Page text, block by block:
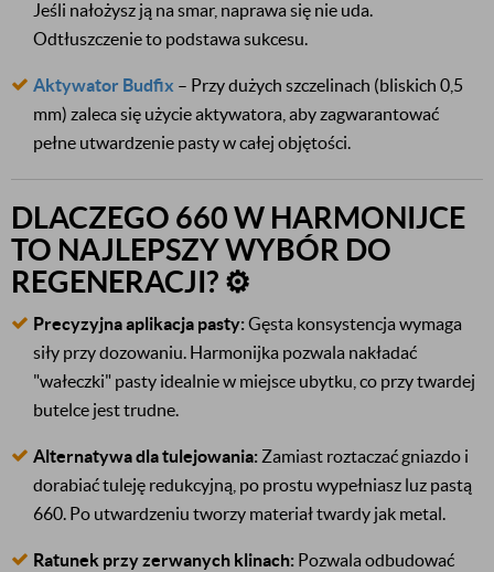
Jeśli nałożysz ją na smar, naprawa się nie uda.
Odtłuszczenie to podstawa sukcesu.
Aktywator Budfix – Przy dużych szczelinach (bliskich 0,5
mm) zaleca się użycie aktywatora, aby zagwarantować
pełne utwardzenie pasty w całej objętości.
DLACZEGO 660 W HARMONIJCE
TO NAJLEPSZY WYBÓR DO
REGENERACJI? ⚙️
Precyzyjna aplikacja pasty:Gęsta konsystencja wymaga
siły przy dozowaniu. Harmonijka pozwala nakładać
"wałeczki" pasty idealnie w miejsce ubytku, co przy twardej
butelce jest trudne.
Alternatywa dla tulejowania: Zamiast roztaczać gniazdo i
dorabiać tuleję redukcyjną, po prostu wypełniasz luz pastą
660. Po utwardzeniu tworzy materiał twardy jak metal.
Ratunek przy zerwanych klinach: Pozwala odbudować